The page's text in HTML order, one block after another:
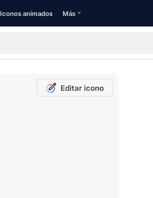
Iconos animados Más
Editar icono